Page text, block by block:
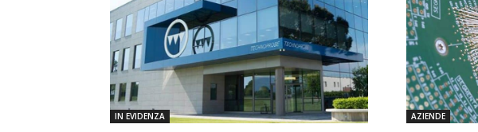
IN EVIDENZA AZIENDE